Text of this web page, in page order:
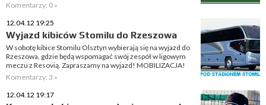
Komentarzy: 0 »
12.04.12 19:25
Wyjazd kibiców Stomilu do Rzeszowa
W sobotę kibice Stomilu Olsztyn wybierają się na wyjazd do
Rzeszowa, gdzie będą wspomagać swój zespół w ligowym
meczu z Resovią. Zapraszamy na wyjazd! MOBILIZACJA!
Komentarzy: 3 »
12.04.12 19:17